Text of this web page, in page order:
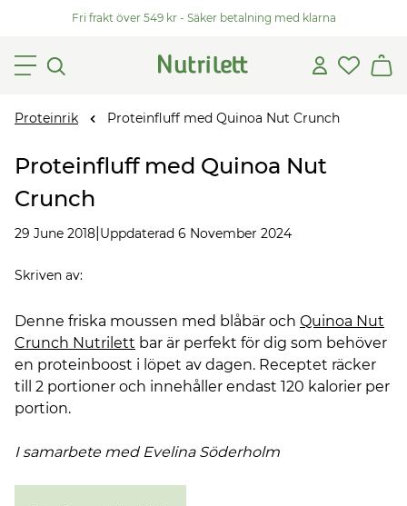
Fri frakt över 549 kr - Säker betalning med klarna
Proteinrik Proteinfluff med Quinoa Nut Crunch
Proteinfluff med Quinoa Nut
Crunch
29 June 2018 Uppdaterad 6 November 2024
Skriven av:
Denne friska moussen med blåbär och Quinoa Nut
Crunch Nutrilett bar är perfekt för dig som behöver
en proteinboost i löpet av dagen. Receptet räcker
till 2 portioner och innehåller endast 120 kalorier per
portion.
I samarbete med Evelina Söderholm